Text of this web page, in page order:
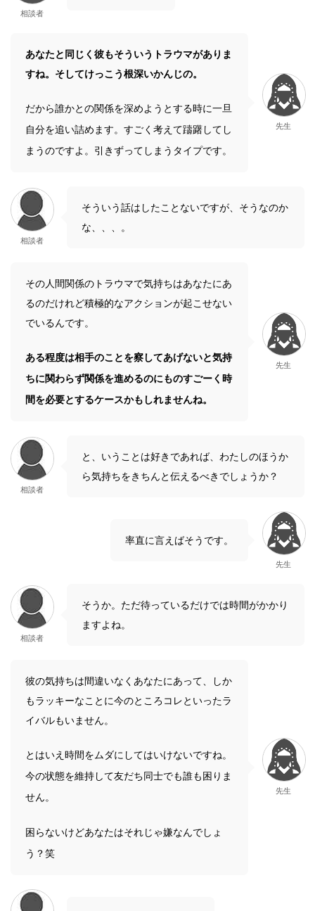
相談者
あなたと同じく彼もそういうトラウマがありま
すね。そしてけっこう根深いかんじの。
だから誰かとの関係を深めようとする時に一旦
自分を追い詰めます。すごく考えて躊躇してし
まうのですよ。引きずってしまうタイプです。
先生
相談者
そういう話はしたことないですが、そうなのか
な、、、。
その人間関係のトラウマで気持ちはあなたにあ
るのだけれど積極的なアクションが起こせない
でいるんです。
ある程度は相手のことを察してあげないと気持
ちに関わらず関係を進めるのにものすごーく時
間を必要とするケースかもしれませんね。
先生
相談者
と、いうことは好きであれば、わたしのほうか
ら気持ちをきちんと伝えるべきでしょうか？
率直に言えばそうです。
先生
相談者
そうか。ただ待っているだけでは時間がかかり
ますよね。
彼の気持ちは間違いなくあなたにあって、しか
もラッキーなことに今のところコレといったラ
イバルもいません。
とはいえ時間をムダにしてはいけないですね。
今の状態を維持して友だち同士でも誰も困りま
せん。
困らないけどあなたはそれじゃ嫌なんでしょ
う？笑
先生